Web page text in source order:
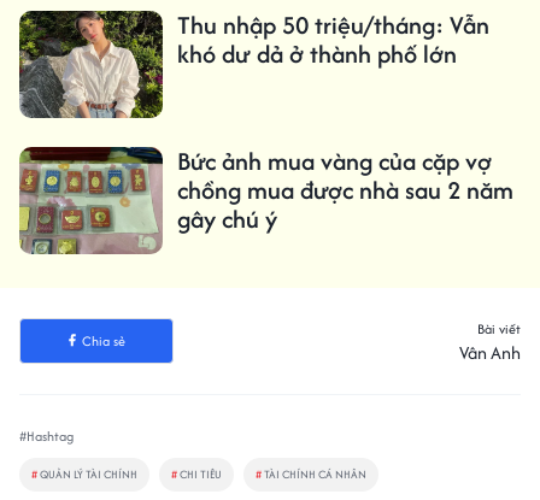
Thu nhập 50 triệu/tháng: Vẫn
khó dư dả ở thành phố lớn
Bức ảnh mua vàng của cặp vợ
chồng mua được nhà sau 2 năm
gây chú ý
Chia sẻ
Bài viết
Vân Anh
#Hashtag
#QUẢN LÝ TÀI CHÍNH #CHI TIÊU #TÀI CHÍNH CÁ NHÂN